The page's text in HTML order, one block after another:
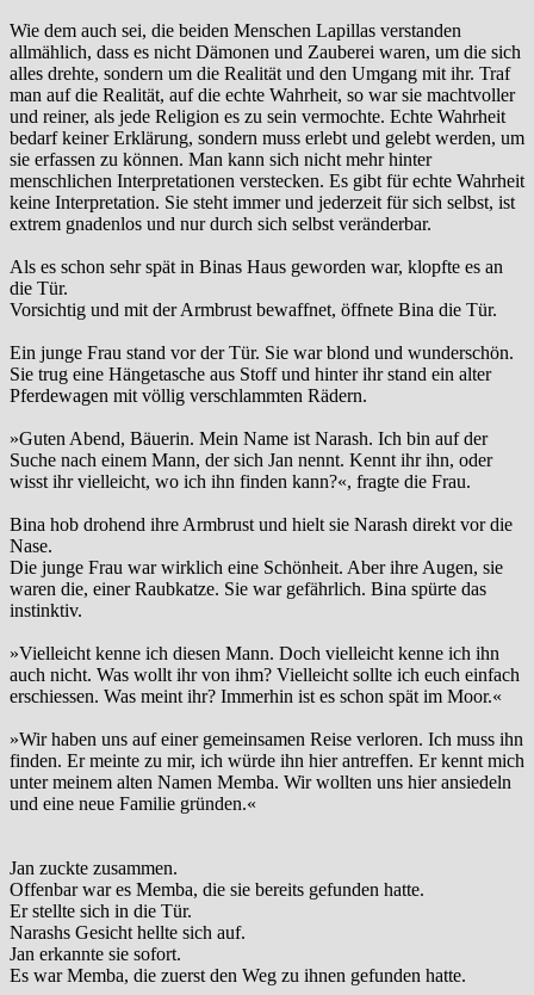
Wie dem auch sei, die beiden Menschen Lapillas verstanden
allmählich, dass es nicht Dämonen und Zauberei waren, um die sich
alles drehte, sondern um die Realität und den Umgang mit ihr. Traf
man auf die Realität, auf die echte Wahrheit, so war sie machtvoller
und reiner, als jede Religion es zu sein vermochte. Echte Wahrheit
bedarf keiner Erklärung, sondern muss erlebt und gelebt werden, um
sie erfassen zu können. Man kann sich nicht mehr hinter
menschlichen Interpretationen verstecken. Es gibt für echte Wahrheit
keine Interpretation. Sie steht immer und jederzeit für sich selbst, ist
extrem gnadenlos und nur durch sich selbst veränderbar.
Als es schon sehr spät in Binas Haus geworden war, klopfte es an
die Tür.
Vorsichtig und mit der Armbrust bewaffnet, öffnete Bina die Tür.
Ein junge Frau stand vor der Tür. Sie war blond und wunderschön.
Sie trug eine Hängetasche aus Stoff und hinter ihr stand ein alter
Pferdewagen mit völlig verschlammten Rädern.
»Guten Abend, Bäuerin. Mein Name ist Narash. Ich bin auf der
Suche nach einem Mann, der sich Jan nennt. Kennt ihr ihn, oder
wisst ihr vielleicht, wo ich ihn finden kann?«, fragte die Frau.
Bina hob drohend ihre Armbrust und hielt sie Narash direkt vor die
Nase.
Die junge Frau war wirklich eine Schönheit. Aber ihre Augen, sie
waren die, einer Raubkatze. Sie war gefährlich. Bina spürte das
instinktiv.
»Vielleicht kenne ich diesen Mann. Doch vielleicht kenne ich ihn
auch nicht. Was wollt ihr von ihm? Vielleicht sollte ich euch einfach
erschiessen. Was meint ihr? Immerhin ist es schon spät im Moor.«
»Wir haben uns auf einer gemeinsamen Reise verloren. Ich muss ihn
finden. Er meinte zu mir, ich würde ihn hier antreffen. Er kennt mich
unter meinem alten Namen Memba. Wir wollten uns hier ansiedeln
und eine neue Familie gründen.«
Jan zuckte zusammen.
Offenbar war es Memba, die sie bereits gefunden hatte.
Er stellte sich in die Tür.
Narashs Gesicht hellte sich auf.
Jan erkannte sie sofort.
Es war Memba, die zuerst den Weg zu ihnen gefunden hatte.